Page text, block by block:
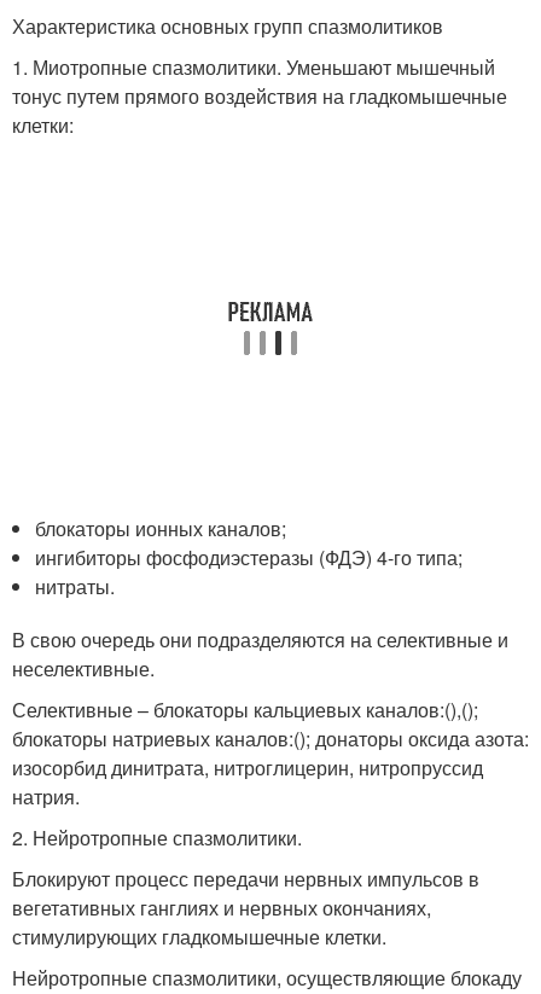
Характеристика основных групп спазмолитиков
1. Миотропные спазмолитики. Уменьшают мышечный
тонус путем прямого воздействия на гладкомышечные
клетки:
блокаторы ионных каналов;
ингибиторы фосфодиэстеразы (ФДЭ) 4-го типа;
нитраты.
В свою очередь они подразделяются на селективные и
неселективные.
Селективные – блокаторы кальциевых каналов:(),();
блокаторы натриевых каналов:(); донаторы оксида азота:
изосорбид динитрата, нитроглицерин, нитропруссид
натрия.
2. Нейротропные спазмолитики.
Блокируют процесс передачи нервных импульсов в
вегетативных ганглиях и нервных окончаниях,
стимулирующих гладкомышечные клетки.
Нейротропные спазмолитики, осуществляющие блокаду